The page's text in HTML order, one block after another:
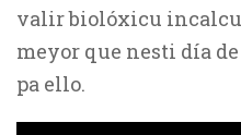
valir biolóxicu
meyor que nesti día
pa ello.